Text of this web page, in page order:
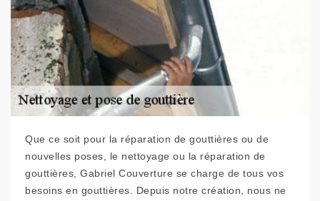
Que ce soit pour la réparation de gouttières ou de
nouvelles poses, le nettoyage ou la réparation de
gouttières, Gabriel Couverture se charge de tous vos
besoins en gouttières. Depuis notre création, nous ne